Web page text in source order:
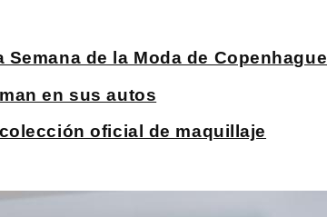
de la Moda de Copenhague
en sus autos
oficial de maquillaje